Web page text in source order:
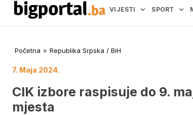
VIJESTI SPORT
Početna » Republika Srpska / BiH
7. Maja 2024.
CIK izbore raspisuje do 9.
mjesta